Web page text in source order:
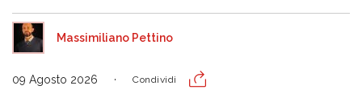
Massimiliano Pettino
09 Agosto 2026 Condividi